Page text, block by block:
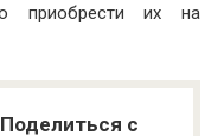
приобрести их на
с